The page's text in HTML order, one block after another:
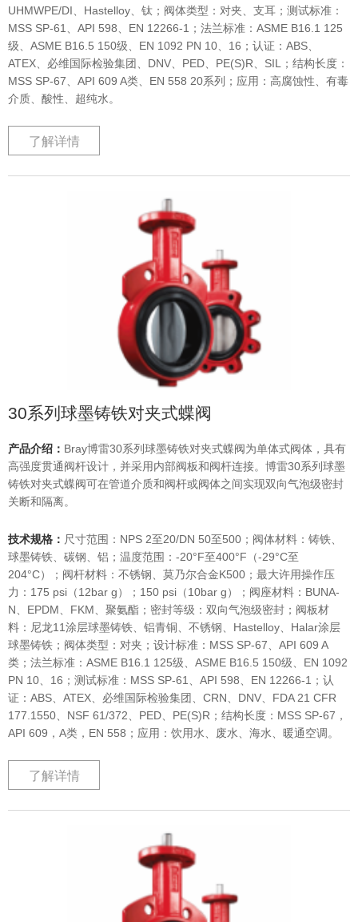
UHMWPE/DI、Hastelloy、钛；阀体类型：对夹、支耳；测试标准：
MSS SP-61、API 598、EN 12266-1；法兰标准：ASME B16.1 125
级、ASME B16.5 150级、EN 1092 PN 10、16；认证：ABS、
ATEX、必维国际检验集团、DNV、PED、PE(S)R、SIL；结构长度：
MSS SP-67、API 609 A类、EN 558 20系列；应用：高腐蚀性、有毒
介质、酸性、超纯水。
了解详情
30系列球墨铸铁对夹式蝶阀
产品介绍： Bray博雷30系列球墨铸铁对夹式蝶阀为单体式阀体，具有
高强度贯通阀杆设计，并采用内部阀板和阀杆连接。博雷30系列球墨
铸铁对夹式蝶阀可在管道介质和阀杆或阀体之间实现双向气泡级密封
关断和隔离。
技术规格： 尺寸范围：NPS 2至20/DN 50至500；阀体材料：铸铁、
球墨铸铁、碳钢、铝；温度范围：-20°F至400°F（-29°C至
204°C）；阀杆材料：不锈钢、莫乃尔合金K500；最大许用操作压
力：175 psi（12bar g）；150 psi（10bar g）；阀座材料：BUNA-
N、EPDM、FKM、聚氨酯；密封等级：双向气泡级密封；阀板材
料：尼龙11涂层球墨铸铁、铝青铜、不锈钢、Hastelloy、Halar涂层
球墨铸铁；阀体类型：对夹；设计标准：MSS SP-67、API 609 A
类；法兰标准：ASME B16.1 125级、ASME B16.5 150级、EN 1092
PN 10、16；测试标准：MSS SP-61、API 598、EN 12266-1；认
证：ABS、ATEX、必维国际检验集团、CRN、DNV、FDA 21 CFR
177.1550、NSF 61/372、PED、PE(S)R；结构长度：MSS SP-67，
API 609，A类，EN 558；应用：饮用水、废水、海水、暖通空调。
了解详情